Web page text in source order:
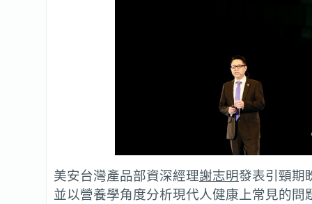
美安台灣產品部資深經理謝志明發表引頸期
並以營養學角度分析現代人健康上常見的問